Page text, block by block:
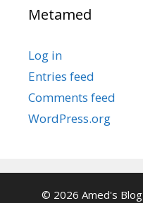
Metamed
Log in
Entries feed
Comments feed
WordPress.org
© 2026 Amed's Blog